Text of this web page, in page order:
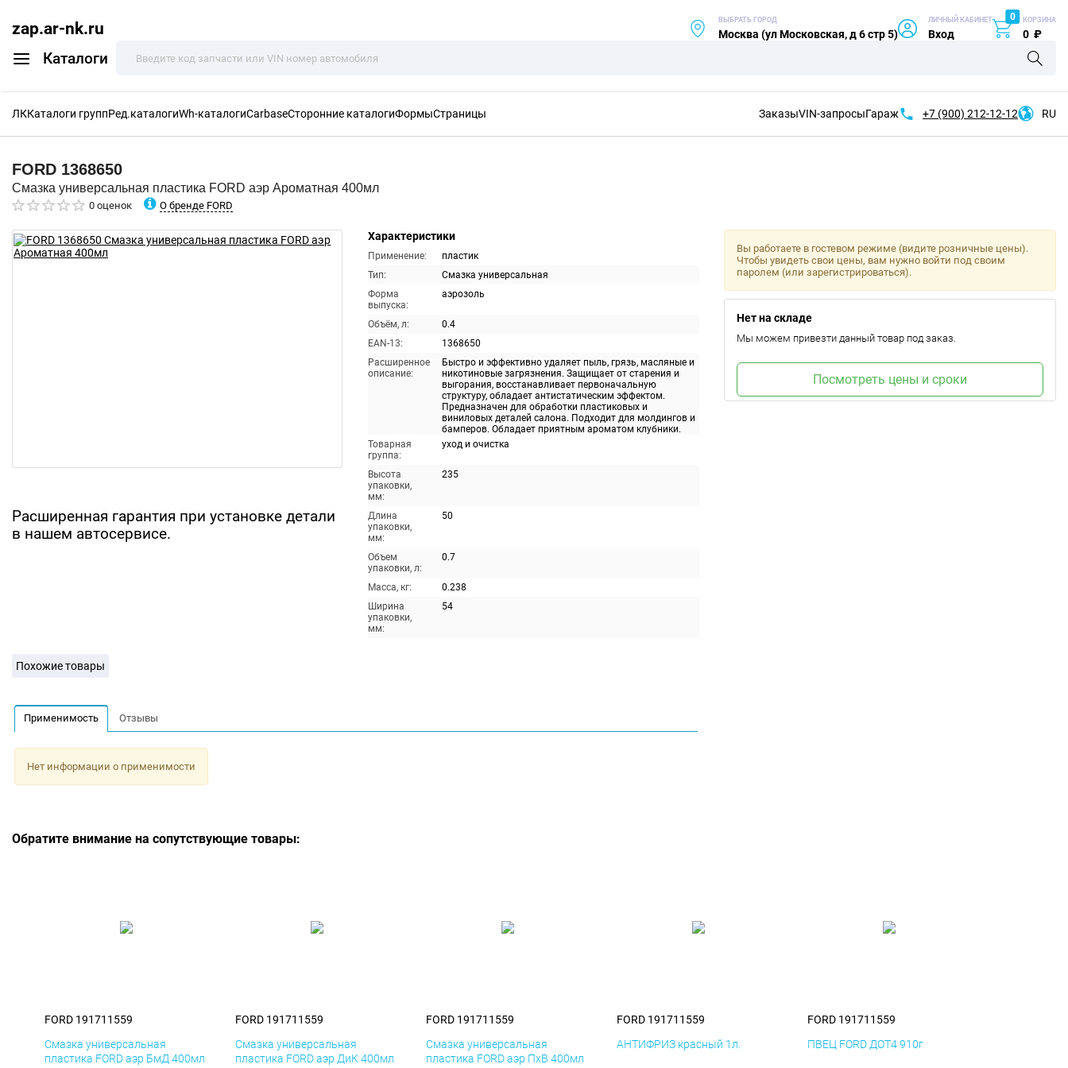
zap.ar-nk.ru
Каталоги
ВЫБРАТЬ ГОРОД
Москва (ул Московская, д 6 стр 5)
ЛИЧНЫЙ КАБИНЕТ
Вход
0 КОРЗИНА
0 ₽
ЛККаталоги группРед.каталогиWh-каталогиCarbaseСторонние каталогиФормыСтраницы ЗаказыVIN-запросыГараж +7 (900) 212-12-12 RU
FORD 1368650
Смазка универсальная пластика FORD аэр Ароматная 400мл
0 оценок О бренде FORD
Расширенная гарантия при установке детали
в нашем автосервисе.
Характеристики
Применение:
пластик
Тип:
Смазка универсальная
Форма
выпуска:
аэрозоль
Объём, л:
0.4
EAN-13:
1368650
Расширенное
описание:
Быстро и эффективно удаляет пыль, грязь, масляные и
никотиновые загрязнения. Защищает от старения и
выгорания, восстанавливает первоначальную
структуру, обладает антистатическим эффектом.
Предназначен для обработки пластиковых и
виниловых деталей салона. Подходит для молдингов и
бамперов. Обладает приятным ароматом клубники.
Товарная
группа:
уход и очистка
Высота
упаковки,
мм:
235
Длина
упаковки,
мм:
50
Объем
упаковки, л:
0.7
Масса, кг:
0.238
Ширина
упаковки,
мм:
54
Вы работаете в гостевом режиме (видите розничные цены).
Чтобы увидеть свои цены, вам нужно войти под своим
паролем (или зарегистрироваться).
Нет на складе
Мы можем привезти данный товар под заказ.
Посмотреть цены и сроки
Похожие товары
Применимость Отзывы
Нет информации о применимости
Обратите внимание на сопутствующие товары:
FORD 191711559
Смазка универсальная
пластика FORD аэр БмД 400мл
FORD 191711559
Смазка универсальная
пластика FORD аэр ДиК 400мл
FORD 191711559
Смазка универсальная
пластика FORD аэр ПхВ 400мл
FORD 191711559
АНТИФРИЗ красный 1л.
FORD 191711559
ПВЕЦ FORD ДОТ4 910г